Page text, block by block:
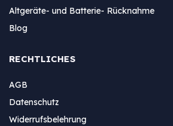
Altgeräte- und Batterie- Rücknahme
Blog
RECHTLICHES
AGB
Datenschutz
Widerrufsbelehrung